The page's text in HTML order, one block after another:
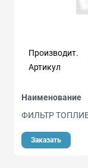
Производит.
Артикул
Наименование
ФИЛЬТР
Заказать